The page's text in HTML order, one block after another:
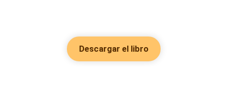
Descargar el libro